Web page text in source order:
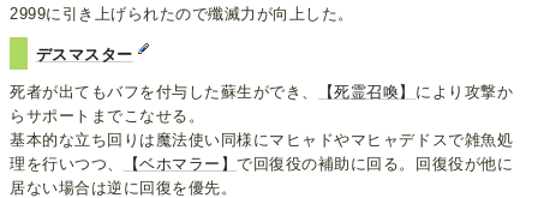
2999に引き上げられたので殲滅力が向上した。
デスマスター
死者が出てもバフを付与した蘇生ができ、 【死霊召喚】 により攻撃か
らサポートまでこなせる。
基本的な立ち回りは魔法使い同様にマヒャドやマヒャデドスで雑魚処
理を行いつつ、
【ベホマラー】で回復役の補助に回る。回復役が他に
居ない場合は逆に回復を優先。